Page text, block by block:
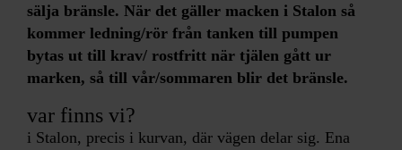
sälja bränsle. När det gäller macken i Stalon så
kommer ledning/rör från tanken till pumpen
bytas ut till krav/ rostfritt när tjälen gått ur
marken, så till vår/sommaren blir det bränsle.
var finns vi?
i Stalon, precis i kurvan, där vägen delar sig. Ena